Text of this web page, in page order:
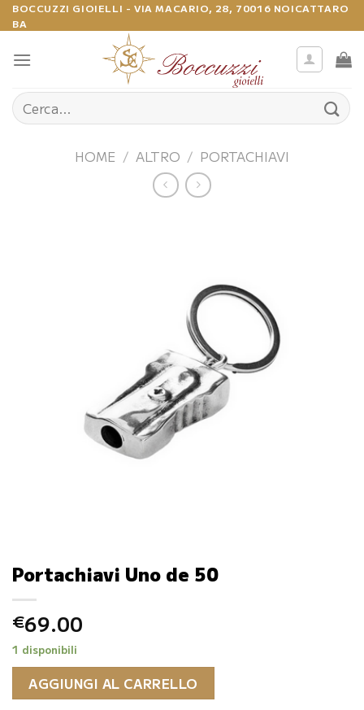
Salta
ai
contenuti
BOCCUZZI GIOIELLI - VIA MACARIO, 28, 70016 NOICATTARO
BA
Cerca:
HOME / ALTRO / PORTACHIAVI
Portachiavi Uno de 50
€69.00
1 disponibili
AGGIUNGI AL CARRELLO